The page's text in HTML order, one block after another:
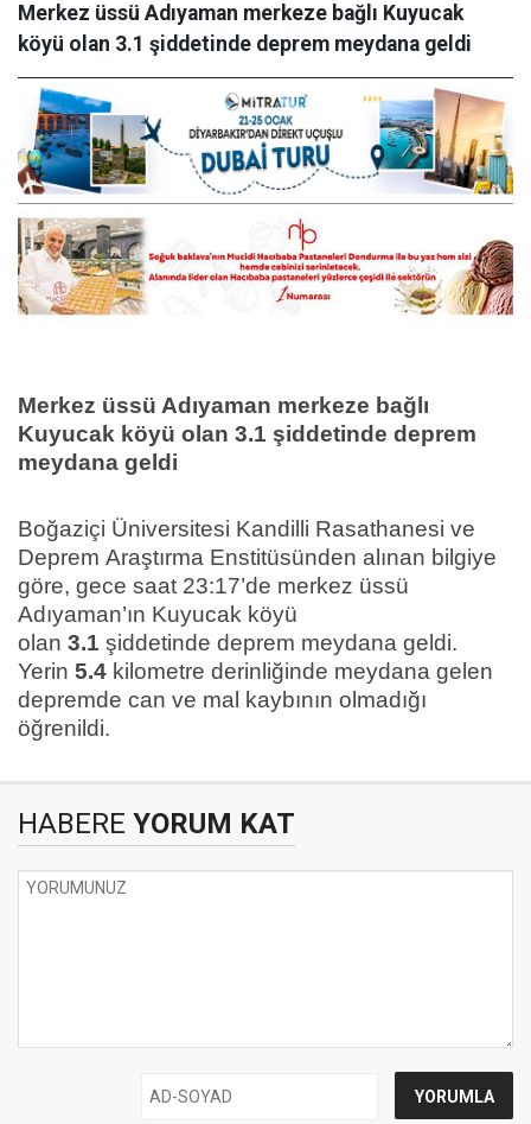
Merkez üssü Adıyaman merkeze bağlı Kuyucak
köyü olan 3.1 şiddetinde deprem meydana geldi
Merkez üssü Adıyaman merkeze bağlı
Kuyucak köyü olan 3.1 şiddetinde deprem
meydana geldi
Boğaziçi Üniversitesi Kandilli Rasathanesi ve
Deprem Araştırma Enstitüsünden alınan bilgiye
göre, gece saat 23:17’de merkez üssü
Adıyaman’ın Kuyucak köyü
olan 3.1 şiddetinde deprem meydana geldi.
Yerin 5.4 kilometre derinliğinde meydana gelen
depremde can ve mal kaybının olmadığı
öğrenildi.
HABERE YORUM KAT